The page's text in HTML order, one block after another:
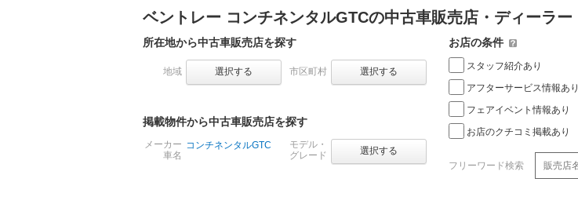
ベントレー コンチネンタルGTCの中古車販売店・ディーラー
所在地から中古車販売店を探す
地域 選択する 市区町村 選択する
掲載物件から中古車販売店を探す
メーカー
車名
コンチネンタルGTC
モデル・
グレード
選択する
お店の条件
スタッフ紹介あり
アフターサービス情報あり
フェアイベント情報あり
お店のクチコミ掲載あり
フリーワード検索